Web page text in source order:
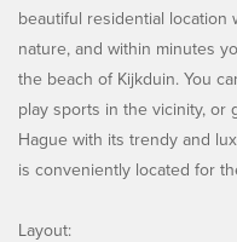
beautiful residential
nature, and within minutes
the beach of Kijkduin. You
play sports in the vicinity, or
Hague with its trendy and
is conveniently located for
Layout: